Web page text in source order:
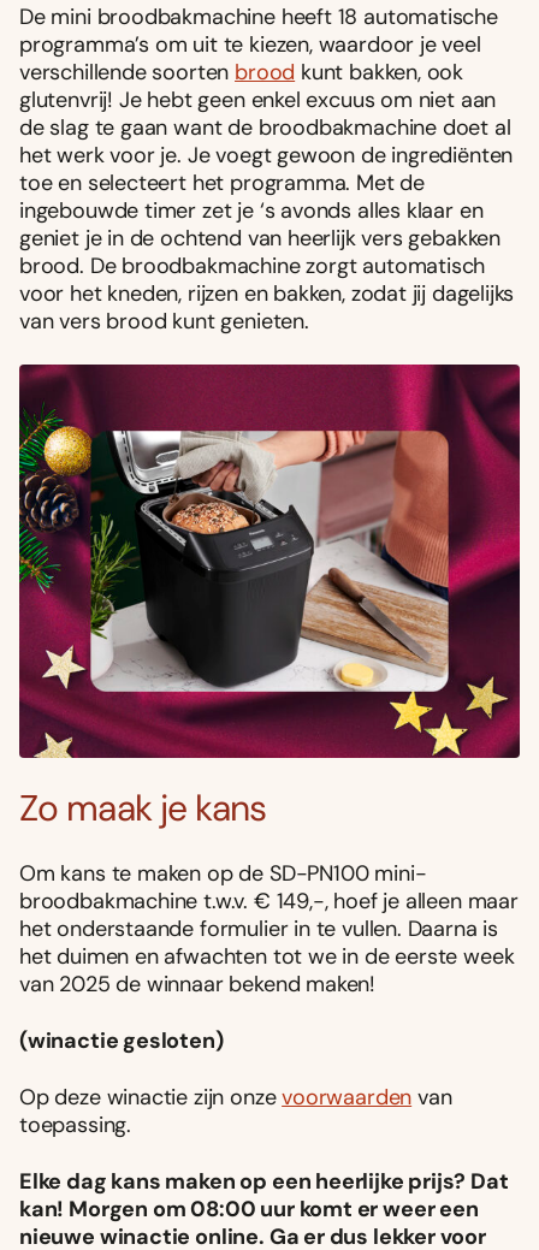
De mini broodbakmachine heeft 18 automatische
programma’s om uit te kiezen, waardoor je veel
verschillende soorten brood kunt bakken, ook
glutenvrij! Je hebt geen enkel excuus om niet aan
de slag te gaan want de broodbakmachine doet al
het werk voor je. Je voegt gewoon de ingrediënten
toe en selecteert het programma. Met de
ingebouwde timer zet je ‘s avonds alles klaar en
geniet je in de ochtend van heerlijk vers gebakken
brood. De broodbakmachine zorgt automatisch
voor het kneden, rijzen en bakken, zodat jij dagelijks
van vers brood kunt genieten.
Zo maak je kans
Om kans te maken op de SD-PN100 mini-
broodbakmachine t.w.v. € 149,-, hoef je alleen maar
het onderstaande formulier in te vullen. Daarna is
het duimen en afwachten tot we in de eerste week
van 2025 de winnaar bekend maken!
(winactie gesloten)
Op deze winactie zijn onzevoorwaarden van
toepassing.
Elke dag kans maken op een heerlijke prijs? Dat
kan! Morgen om 08:00 uur komt er weer een
nieuwe winactie online. Ga er dus lekker voor